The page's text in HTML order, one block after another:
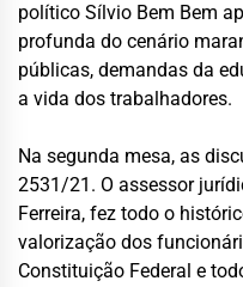
político Sílvio Bem Bem
profunda do cenário
públicas, demandas da
a vida dos trabalhadores.
Na segunda mesa, as
2531/21. O assessor
Ferreira, fez todo o
valorização dos
Constituição Federal e